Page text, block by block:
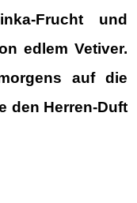
Frucht und
edlem Vetiver.
auf die
den Herren-Duft